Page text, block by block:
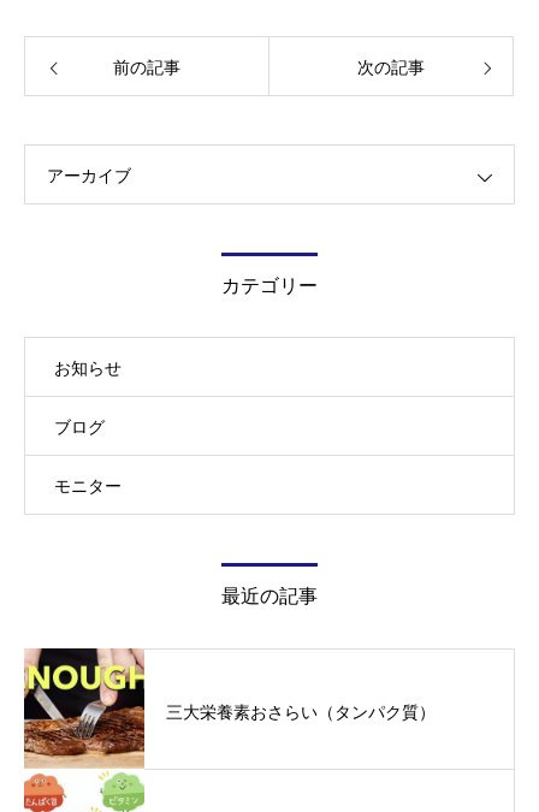
前の記事 次の記事
アーカイブ
カテゴリー
お知らせ
ブログ
モニター
最近の記事
三大栄養素おさらい（タンパク質）